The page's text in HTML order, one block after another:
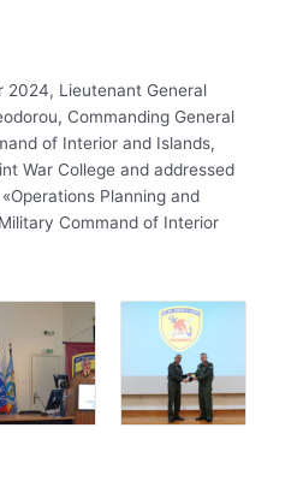
2024, Lieutenant General
Commanding General
of Interior and Islands,
War College and addressed
Planning and
Command of Interior